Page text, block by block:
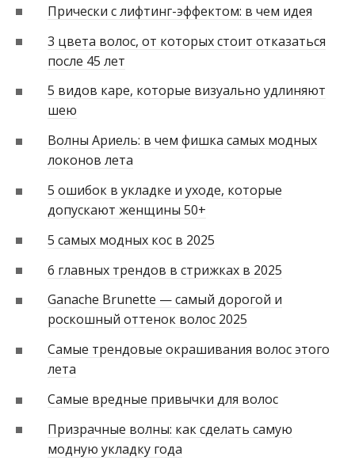
Прически с лифтинг-эффектом: в чем идея
3 цвета волос, от которых стоит отказаться
после 45 лет
5 видов каре, которые визуально удлиняют
шею
Волны Ариель: в чем фишка самых модных
локонов лета
5 ошибок в укладке и уходе, которые
допускают женщины 50+
5 самых модных кос в 2025
6 главных трендов в стрижках в 2025
Ganache Brunette — самый дорогой и
роскошный оттенок волос 2025
Самые трендовые окрашивания волос этого
лета
Самые вредные привычки для волос
Призрачные волны: как сделать самую
модную укладку года